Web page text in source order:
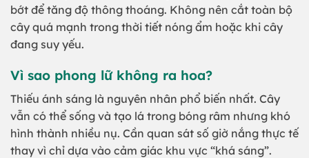
bớt để tăng độ thông thoáng. Không nên cắt toàn bộ
cây quá mạnh trong thời tiết nóng ẩm hoặc khi cây
đang suy yếu.
Vì sao phong lữ không ra hoa?
Thiếu ánh sáng là nguyên nhân phổ biến nhất. Cây
vẫn có thể sống và tạo lá trong bóng râm nhưng khó
hình thành nhiều nụ. Cần quan sát số giờ nắng thực tế
thay vì chỉ dựa vào cảm giác khu vực “khá sáng”.